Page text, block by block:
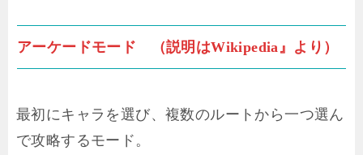
アーケードモード （説明はWikipedia』より）
最初にキャラを選び、複数のルートから一つ選ん
で攻略するモード。